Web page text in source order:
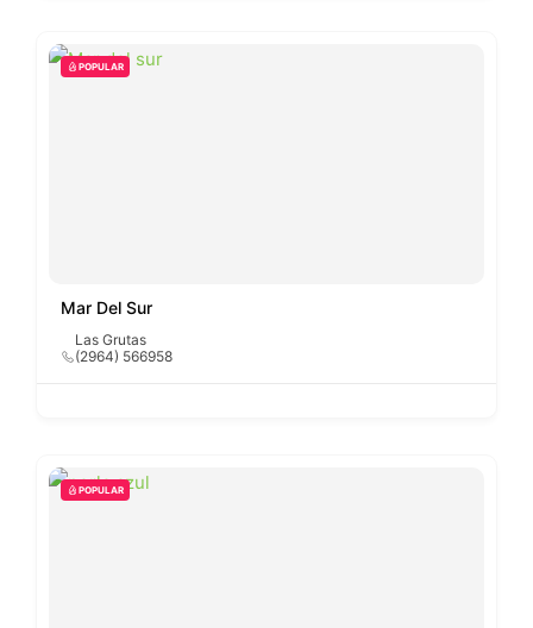
POPULAR
Mar Del Sur
Las Grutas
(2964) 566958
POPULAR